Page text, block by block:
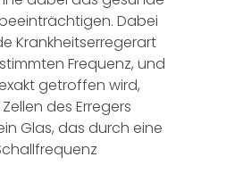
Dabei
Krankheitserregerart
Frequenz, und
getroffen wird,
des Erregers
Glas, das durch eine